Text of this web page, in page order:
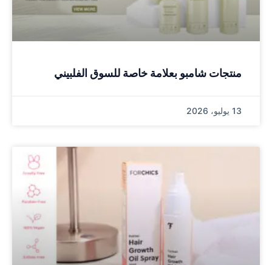
منتجات شامبو بعلامة خاصة للسوق الفلبيني
13 يوليو، 2026